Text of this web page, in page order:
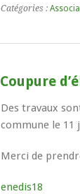
Catégories :
Coupure
Des travaux
commune le 11
Merci de
enedis18